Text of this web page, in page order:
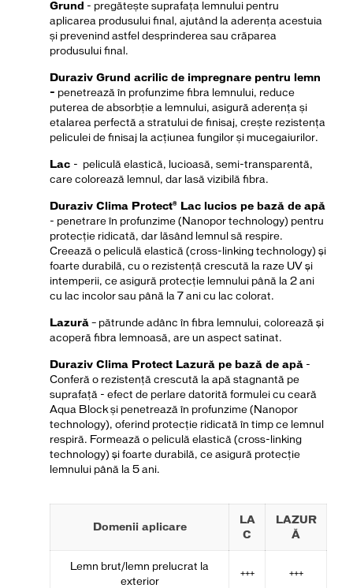
Grund - pregătește suprafața lemnului pentru
aplicarea produsului final, ajutând la aderența acestuia
și prevenind astfel desprinderea sau crăparea
produsului final.
Duraziv Grund acrilic de impregnare pentru lemn
- penetrează în profunzime fibra lemnului, reduce
puterea de absorbţie a lemnului, asigură aderența și
etalarea perfectă a stratului de finisaj, crește rezistența
peliculei de finisaj la acțiunea fungilor și mucegaiurilor.
Lac - peliculă elastică, lucioasă, semi-transparentă,
care colorează lemnul, dar lasă vizibilă fibra.
Duraziv Clima Protect® Lac lucios pe bază de apă
- penetrare în profunzime (Nanopor technology) pentru
protecţie ridicată, dar lăsând lemnul să respire.
Creează o peliculă elastică (cross-linking technology) şi
foarte durabilă, cu o rezistenţă crescută la raze UV şi
intemperii, ce asigură protecție lemnului până la 2 ani
cu lac incolor sau până la 7 ani cu lac colorat.
Lazură – pătrunde adânc în fibra lemnului, colorează şi
acoperă fibra lemnoasă, are un aspect satinat.
Duraziv Clima Protect Lazură pe bază de apă -
Conferă o rezistenţă crescută la apă stagnantă pe
suprafață - efect de perlare datorită formulei cu ceară
Aqua Block și penetrează în profunzime (Nanopor
technology), oferind protecţie ridicată în timp ce lemnul
respiră. Formează o peliculă elastică (cross-linking
technology) şi foarte durabilă, ce asigură protecție
lemnului până la 5 ani.
Domenii aplicare
LA
C
LAZUR
Ă
Lemn brut/lemn prelucrat la
exterior
+++ +++